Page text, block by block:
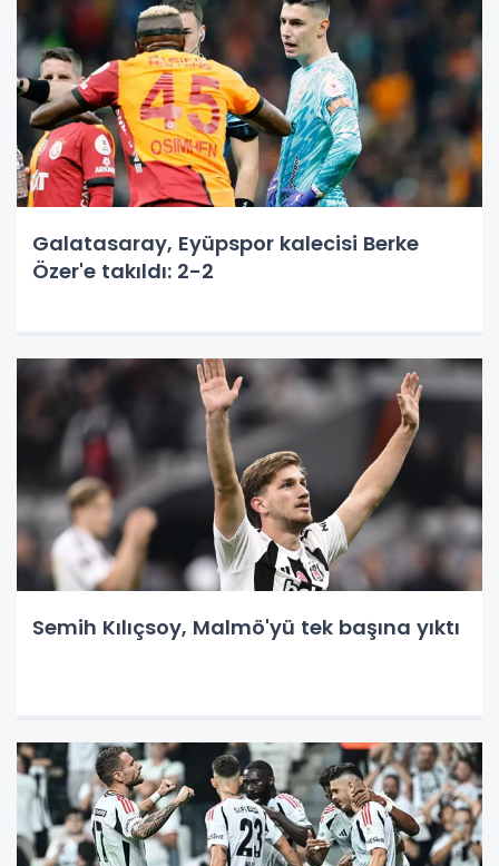
Galatasaray, Eyüpspor kalecisi Berke
Özer'e takıldı: 2-2
Semih Kılıçsoy, Malmö'yü tek başına yıktı